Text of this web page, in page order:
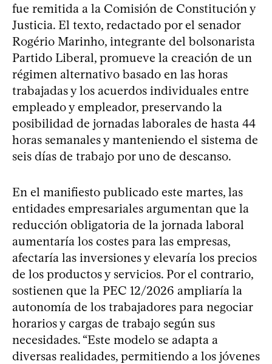
fue remitida a la Comisión de Constitución y
Justicia. El texto, redactado por el senador
Rogério Marinho, integrante del bolsonarista
Partido Liberal, promueve la creación de un
régimen alternativo basado en las horas
trabajadas y los acuerdos individuales entre
empleado y empleador, preservando la
posibilidad de jornadas laborales de hasta 44
horas semanales y manteniendo el sistema de
seis días de trabajo por uno de descanso.
En el manifiesto publicado este martes, las
entidades empresariales argumentan que la
reducción obligatoria de la jornada laboral
aumentaría los costes para las empresas,
afectaría las inversiones y elevaría los precios
de los productos y servicios. Por el contrario,
sostienen que la PEC 12/2026 ampliaría la
autonomía de los trabajadores para negociar
horarios y cargas de trabajo según sus
necesidades. “Este modelo se adapta a
diversas realidades, permitiendo a los jóvenes